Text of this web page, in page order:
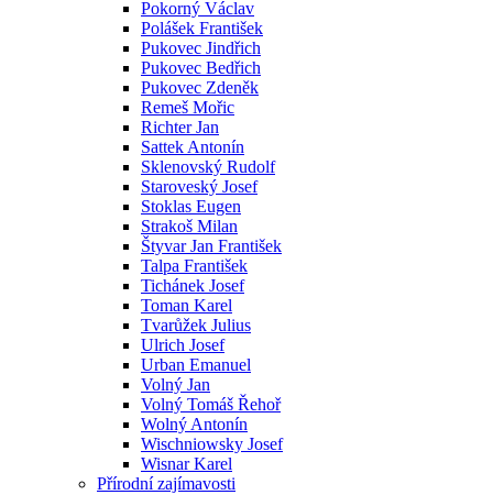
Pokorný Václav
Polášek František
Pukovec Jindřich
Pukovec Bedřich
Pukovec Zdeněk
Remeš Mořic
Richter Jan
Sattek Antonín
Sklenovský Rudolf
Staroveský Josef
Stoklas Eugen
Strakoš Milan
Štyvar Jan František
Talpa František
Tichánek Josef
Toman Karel
Tvarůžek Julius
Ulrich Josef
Urban Emanuel
Volný Jan
Volný Tomáš Řehoř
Wolný Antonín
Wischniowsky Josef
Wisnar Karel
Přírodní zajímavosti